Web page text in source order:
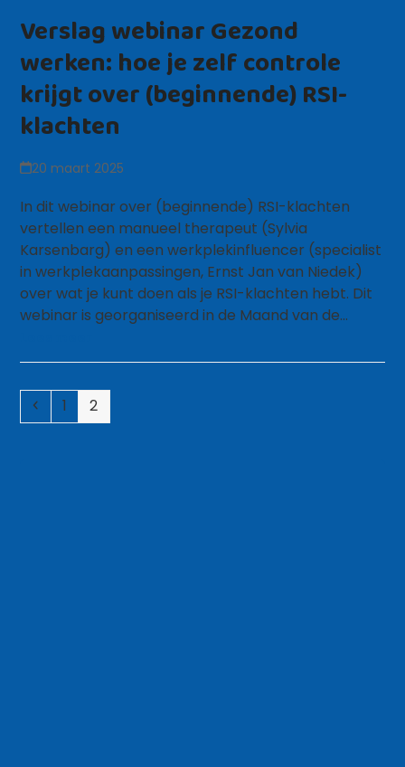
Verslag webinar Gezond
werken: hoe je zelf controle
krijgt over (beginnende) RSI-
klachten
20 maart 2025
In dit webinar over (beginnende) RSI-klachten
vertellen een manueel therapeut (Sylvia
Karsenbarg) en een werkplekinfluencer (specialist
in werkplekaanpassingen, Ernst Jan van Niedek)
over wat je kunt doen als je RSI-klachten hebt. Dit
webinar is georganiseerd in de Maand van de…
VorigePage
1 Page
2